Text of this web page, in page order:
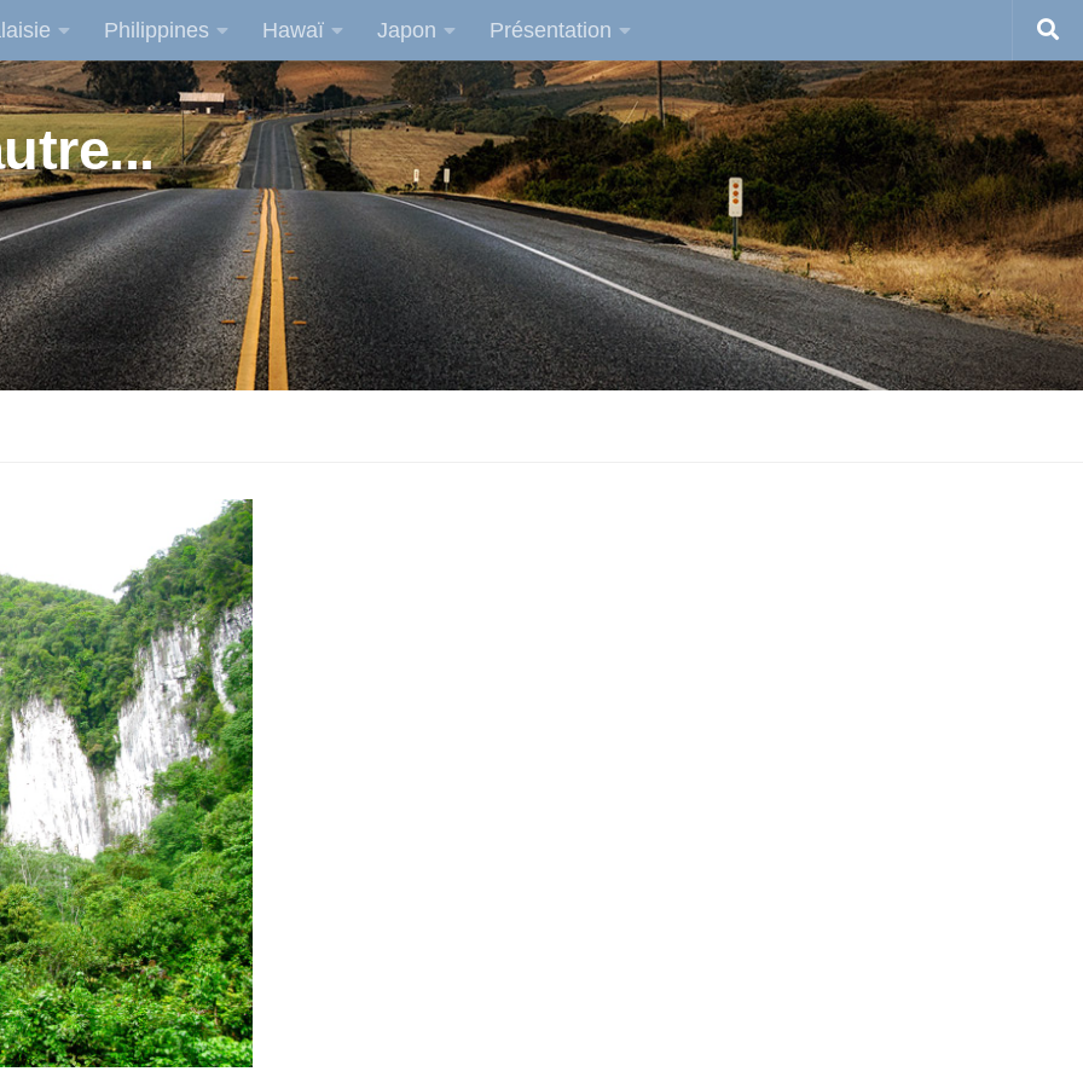
Philippines Hawaï Japon Présentation